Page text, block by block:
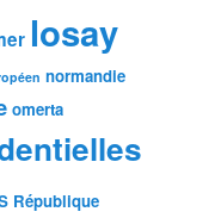
losay
normandie
omerta
République